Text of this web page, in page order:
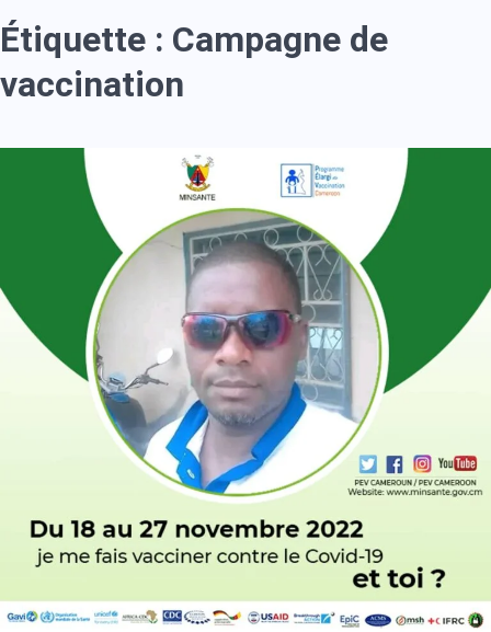
Étiquette : Campagne de
vaccination